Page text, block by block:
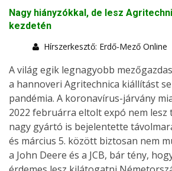
Nagy hiányzókkal, de lesz
kezdetén
Hírszerkesztő: Erdő-Mező Online
A világ egik legnagyobb
a hannoveri Agritechnica kiállítást
pandémia. A koronavírus-járvány
2022 februárra eltolt expó nem lesz
nagy gyártó is bejelentette
és március 5. között biztosan nem
a John Deere és a JCB, bár tény,